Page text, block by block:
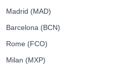
Madrid (MAD)
Barcelona (BCN)
Rome (FCO)
Milan (MXP)